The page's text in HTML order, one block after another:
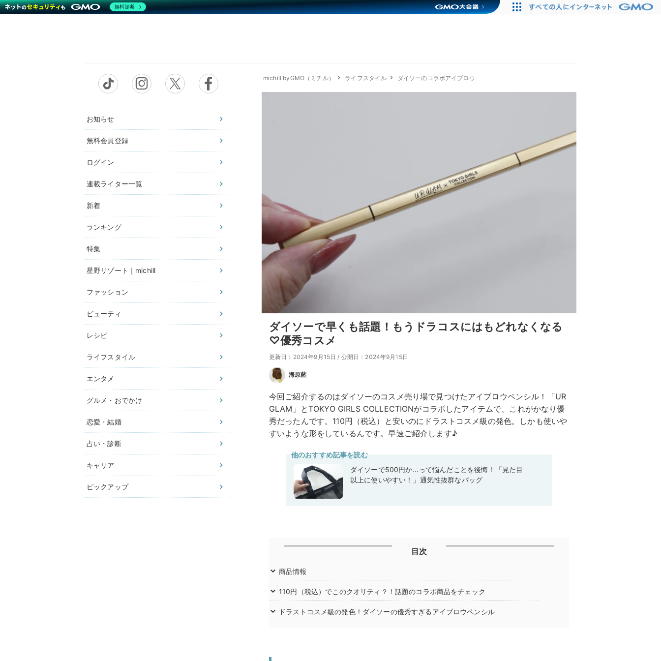
お知らせ
無料会員登録
ログイン
連載ライター一覧
新着
ランキング
特集
星野リゾート｜michill
ファッション
ビューティ
レシピ
ライフスタイル
エンタメ
グルメ・おでかけ
恋愛・結婚
占い・診断
キャリア
ピックアップ
michill byGMO（ミチル） ライフスタイル ダイソーのコラボアイブロウ
ダイソーで早くも話題！もうドラコスにはもどれなくなる
♡優秀コスメ
更新日：2024年9月15日 / 公開日：2024年9月15日
海原藍
今回ご紹介するのはダイソーのコスメ売り場で見つけたアイブロウペンシル！「UR
GLAM」とTOKYO GIRLS COLLECTIONがコラボしたアイテムで、これがかなり優
秀だったんです。110円（税込）と安いのにドラストコスメ級の発色。しかも使いや
すいような形をしているんです。早速ご紹介します♪
他のおすすめ記事を読む
ダイソーで500円か…って悩んだことを後悔！「見た目
以上に使いやすい！」通気性抜群なバッグ
目次
商品情報
110円（税込）でこのクオリティ？！話題のコラボ商品をチェック
ドラストコスメ級の発色！ダイソーの優秀すぎるアイブロウペンシル
無料診断